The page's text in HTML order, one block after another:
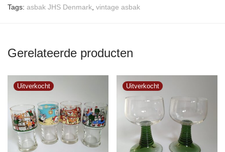
Tags: asbak JHS Denmark vintage asbak
Gerelateerde producten